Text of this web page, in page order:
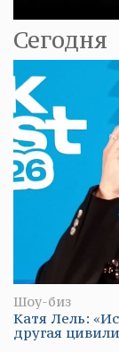
Сегодня
Шоу-биз
Катя Лель:
другая